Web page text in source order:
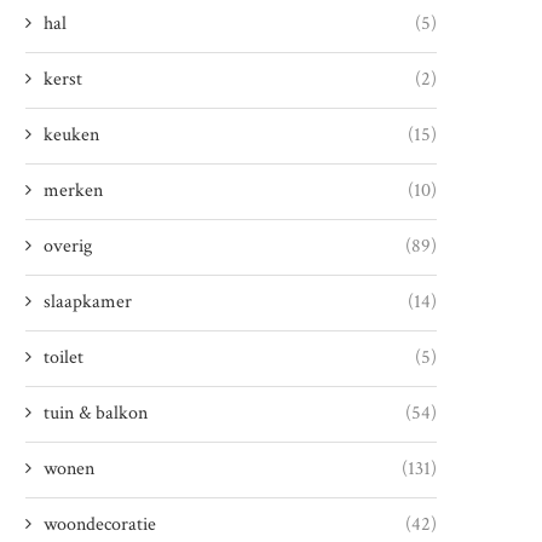
hal (5)
kerst (2)
keuken (15)
merken (10)
overig (89)
slaapkamer (14)
toilet (5)
tuin & balkon (54)
wonen (131)
woondecoratie (42)